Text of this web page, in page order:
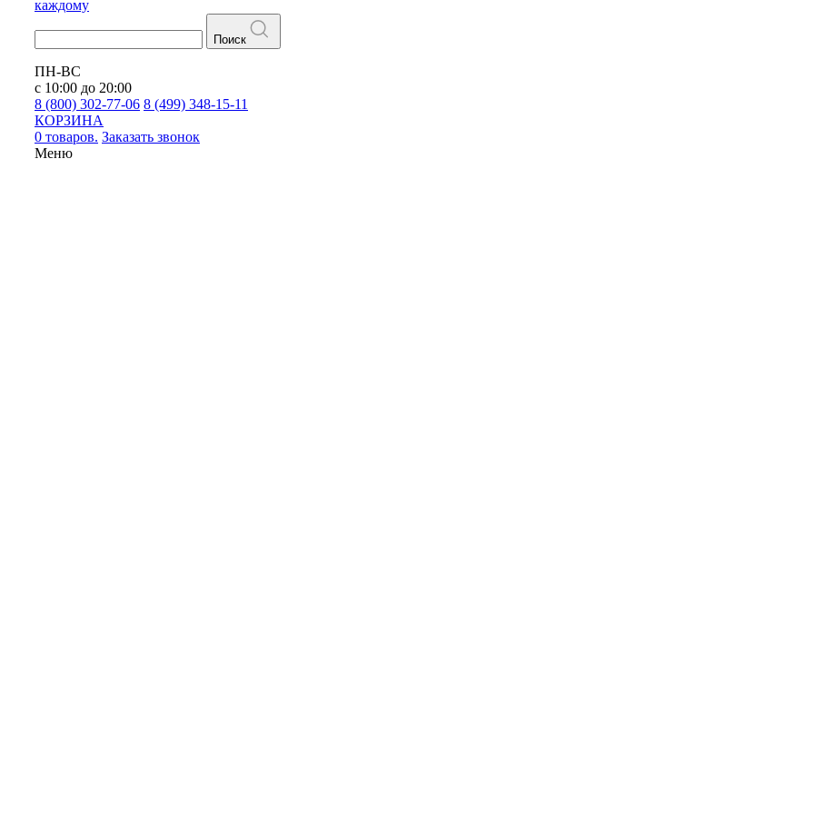
каждому
Поиск
ПН-ВС
с 10:00 до 20:00
8 (800) 302-77-06 8 (499) 348-15-11
КОРЗИНА
0 товаров. Заказать звонок
Меню